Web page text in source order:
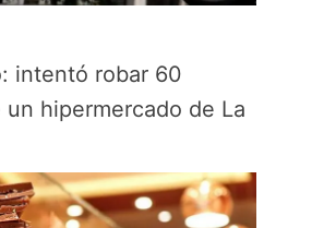
intentó robar 60
hipermercado de La